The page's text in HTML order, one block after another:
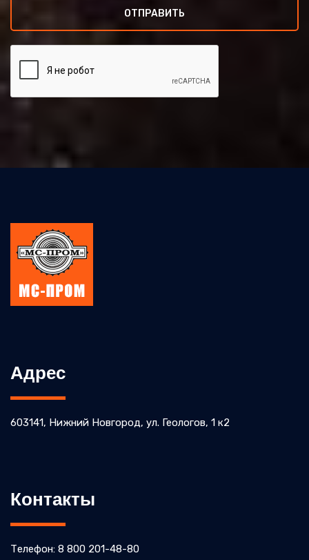
ОТПРАВИТЬ
Адрес
603141, Нижний Новгород, ул. ​Геологов, 1 к2
Контакты
Телефон: 8 800 201-48-80